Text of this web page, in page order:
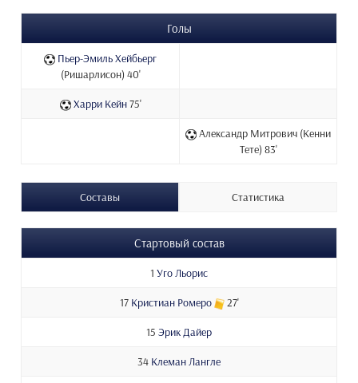
Голы
Пьер-Эмиль Хейбьерг
(Ришарлисон) 40'
Харри Кейн75'
Александр Митрович (Кенни
Тете) 83'
Составы Статистика
Стартовый состав
1 Уго Льорис
17 Кристиан Ромеро 27'
15 Эрик Дайер
34 Клеман Лангле